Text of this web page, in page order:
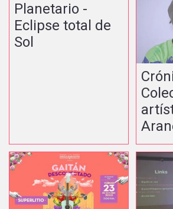
Planetario -
Eclipse total de
Sol